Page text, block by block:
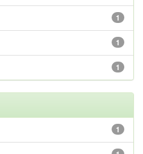
1
1
1
1